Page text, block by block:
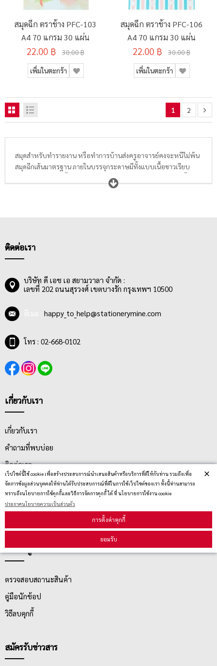
เว็ปไซต์นี้ใช้ cookie เพื่อสร้างประสบการณ์นำเสนอสินค้าหรือบริการที่ดีให้กับท่าน รวมถึงเพื่อ
จัดการข้อมูลส่วนบุคคลให้ท่านได้รับประสบการณ์ที่ดีในการใช้เว็ปไซต์ของเรา ทั้งนี้ท่านสามารถ
ทราบถึงนโยบายการใช้คุกกี้และวิธีการจัดการคุกกี้ ได้ ที่ นโยบายการใช้งาน cookie
ประกาศนโยบายความเป็นส่วนตัว
การตั้งค่าคุกกี้
ยอมรับ
×
สมุดฉีก ตราช้าง PFC-103
A4 70 แกรม 30 แผ่น
22.00 ฿ 30.00 ฿
เพิ่มในตะกร้า
สมุดฉีก ตราช้าง PFC-106
A4 70 แกรม 30 แผ่น
22.00 ฿ 30.00 ฿
เพิ่มในตะกร้า
1 2
สมุดสำหรับทำรายงาน หรือทำการบ้านส่งครูอาจารย์คงจะหนีไม่พ้น
สมุดฉีกเส้นมาตรฐาน ภายในบรรจุกระดาษมีทั้งแบบเนื้อขาวเรียบ
ธรรมดาและแบบเนื้อกระดาษ True Write ช่วยถนอมสายตา มีทั้ง
ขนาด A4, A5 และ A6 มีทั้งแบบ 50 แกรม, 60 แกรม, 70 แกรม และ
หรือคุณครู กลุ่มผู้ซื้อสมุดฉีกเส้นมาตรฐานส่วนใหญ่จึงเป็น กลุ่ม
นักเรียน นักศึกษา สามารถซื้อใช้ได้เรื่อยๆ
สมุดฉีกเส้นมาตรฐานมีลายเส้นมาตรฐาน 8 มม. และมีจำนวนแผ่น
ตั้งแต่ 25 แผ่น, 30 แผ่น, 40 แผ่น, 50 แผ่น, 70 แผ่น และ 100 แผ่น มี
การเข้าเล่มแบบ MIKRO NED สามารถฉีกได้ง่าย หน้าปกทำมาจาก
ลวดลายสดใส น่าซื้อ
ติดต่อเรา
บริษัท ดี เอช เอ สยามวาลา จำกัด :
เลขที่ 202 ถนนสุรวงศ์ เขตบางรัก กรุงเทพฯ 10500
happy_to_help@stationerymine.com
โทร : 02-668-0102
เกี่ยวกับเรา
เกี่ยวกับเรา
คำถามที่พบบ่อย
ติดต่อเรา
ประกาศนโยบายความเป็นส่วนตัว
นโยบายการจัดส่ง
บริการลูกค้า
ตรวจสอบสถานะสินค้า
คู่มือนักช้อป
วิธีลบคุกกี้
สมัครรับข่าวสาร